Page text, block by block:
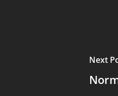
Next